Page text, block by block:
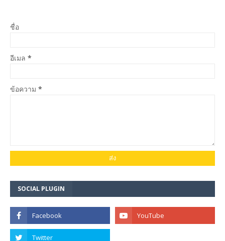
ชื่อ
อีเมล *
ข้อความ *
SOCIAL PLUGIN